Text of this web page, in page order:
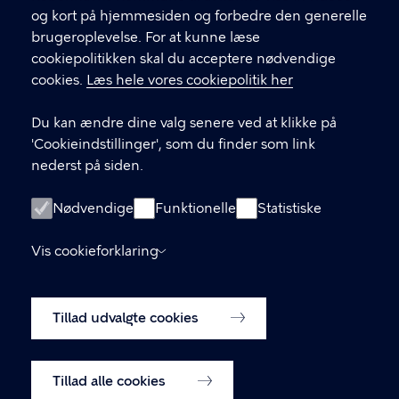
og kort på hjemmesiden og forbedre den generelle
brugeroplevelse. For at kunne læse
cookiepolitikken skal du acceptere nødvendige
cookies. Læs hele vores cookiepolitik her
Du kan ændre dine valg senere ved at klikke på
'Cookieindstillinger', som du finder som link
nederst på siden.
Nødvendige Funktionelle Statistiske
Vis cookieforklaring
Tillad udvalgte cookies
Tillad alle cookies
KONTAKT
Børne- og ungdomsforvaltningen
LINKS
Login som leverandør
Oprettelse af leverandør-konto
Cookiepolitik
Cookieindstillinger